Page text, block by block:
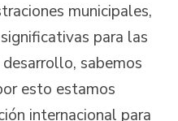
municipales,
para las
sabemos
esto estamos
internacional para